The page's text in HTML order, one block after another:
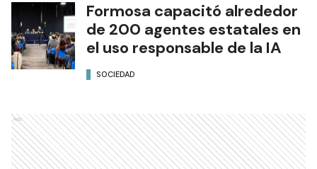
Formosa capacitó alrededor
de 200 agentes estatales en
el uso responsable de la IA
SOCIEDAD
Ads